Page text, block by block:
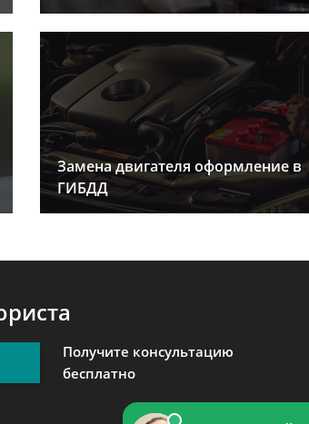
Замена двигателя оформление в
ГИБДД
Получите консультацию
бесплатно